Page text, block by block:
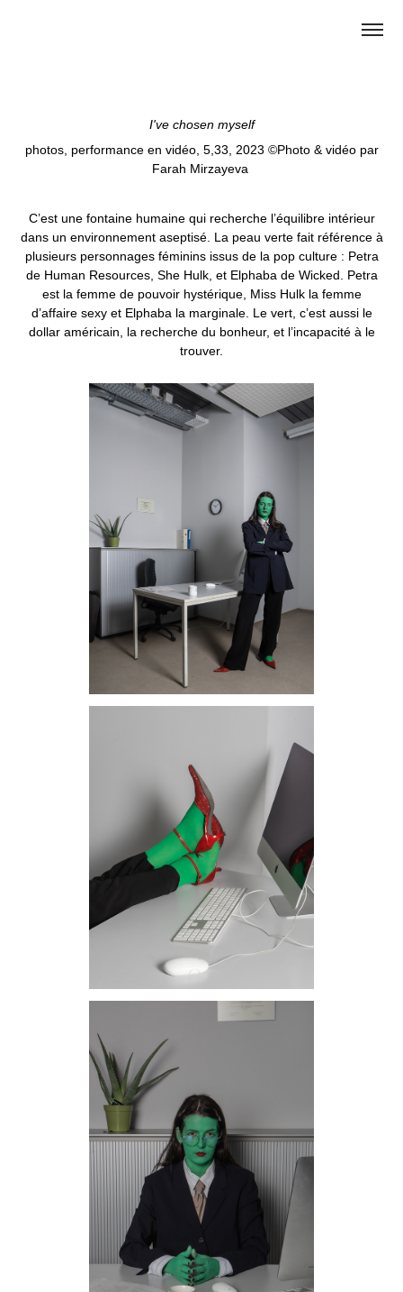
I've chosen myself
photos, performance en vidéo, 5,33, 2023 ©Photo & vidéo par
Farah Mirzayeva
C’est une fontaine humaine qui recherche l’équilibre intérieur
dans un environnement aseptisé. La peau verte fait référence à
plusieurs personnages féminins issus de la pop culture : Petra
de Human Resources, She Hulk, et Elphaba de Wicked. Petra
est la femme de pouvoir hystérique, Miss Hulk la femme
d’affaire sexy et Elphaba la marginale. Le vert, c’est aussi le
dollar américain, la recherche du bonheur, et l’incapacité à le
trouver.